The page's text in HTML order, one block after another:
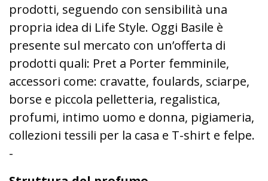
prodotti, seguendo con sensibilità una
propria idea di Life Style. Oggi Basile è
presente sul mercato con un’offerta di
prodotti quali: Pret a Porter femminile,
accessori come: cravatte, foulards, sciarpe,
borse e piccola pelletteria, regalistica,
profumi, intimo uomo e donna, pigiameria,
collezioni tessili per la casa e T-shirt e felpe.
-